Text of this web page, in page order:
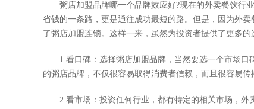
粥店加盟品牌哪一个品牌效应好?现在的外卖餐饮行
省钱的一条路，更是通往成功最短的路。但是，因为外
了粥店加盟连锁。这样一来，虽然为投资者提供了更多的
1.看口碑：选择粥店加盟品牌，当然要选一个市场口
的粥店品牌，不仅很容易取得消费者信赖，而且很容易传
2.看市场：投资任何行业，都有特定的相关市场，外